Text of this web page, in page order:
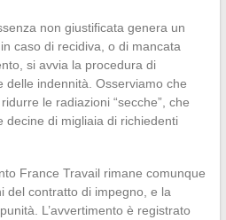
non giustificata genera un
caso di recidiva, o di mancata
si avvia la procedura di
delle indennità. Osserviamo che
le radiazioni “secche”, che
decine di migliaia di richiedenti
France Travail rimane comunque
del contratto di impegno, e la
L’avvertimento è registrato